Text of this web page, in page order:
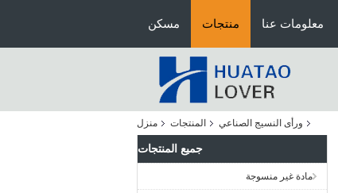
مسكن منتجات معلومات عنا
منزل المنتجات ورأى النسيج الصناعي
جميع المنتجات
مادة غير منسوجة